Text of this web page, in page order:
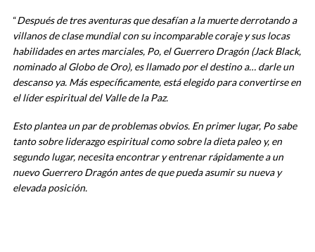
“Después de tres aventuras que desafían a la muerte derrotando a
villanos de clase mundial con su incomparable coraje y sus locas
habilidades en artes marciales, Po, el Guerrero Dragón (Jack Black,
nominado al Globo de Oro), es llamado por el destino a… darle un
descanso ya. Más específicamente, está elegido para convertirse en
el líder espiritual del Valle de la Paz.
Esto plantea un par de problemas obvios. En primer lugar, Po sabe
tanto sobre liderazgo espiritual como sobre la dieta paleo y, en
segundo lugar, necesita encontrar y entrenar rápidamente a un
nuevo Guerrero Dragón antes de que pueda asumir su nueva y
elevada posición.